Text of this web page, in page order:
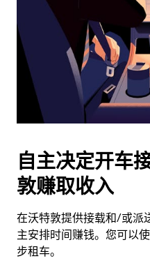
期。
按
退
闭
日
历。
自主决定开车
敦赚取收入
在沃特敦提供接载和/或派
主安排时间赚钱。您可以
步租车。